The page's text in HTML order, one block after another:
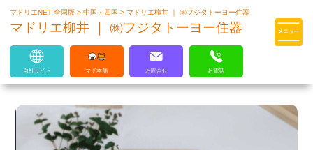
マドリエはLIXILの厳しい基準を
クリアした住まいのプロ集団です
マドリエNET 全国版>中国・四国>マドリエ柳井 ｜ ㈱フジタトーヨー住器
マドリエ柳井 ｜ ㈱フジタトーヨー住器
自社サイト マド本舗 お問合せ お電話